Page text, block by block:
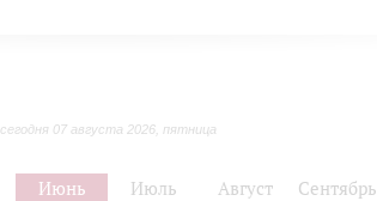
сегодня 07 августа 2026, пятница
Июнь Июль Август Сентябрь